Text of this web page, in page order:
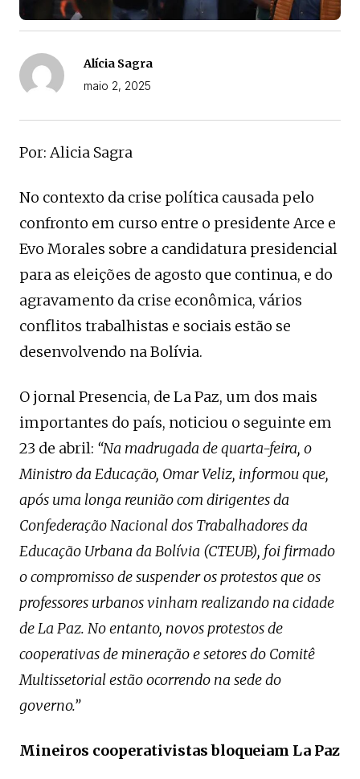
Alícia Sagra
maio 2, 2025
Por: Alicia Sagra
No contexto da crise política causada pelo
confronto em curso entre o presidente Arce e
Evo Morales sobre a candidatura presidencial
para as eleições de agosto que continua, e do
agravamento da crise econômica, vários
conflitos trabalhistas e sociais estão se
desenvolvendo na Bolívia.
O jornal Presencia, de La Paz, um dos mais
importantes do país, noticiou o seguinte em
23 de abril: “Na madrugada de quarta-feira, o
Ministro da Educação, Omar Veliz, informou que,
após uma longa reunião com dirigentes da
Confederação Nacional dos Trabalhadores da
Educação Urbana da Bolívia (CTEUB), foi firmado
o compromisso de suspender os protestos que os
professores urbanos vinham realizando na cidade
de La Paz. No entanto, novos protestos de
cooperativas de mineração e setores do Comitê
Multissetorial estão ocorrendo na sede do
governo.”
Mineiros cooperativistas bloqueiam La Paz